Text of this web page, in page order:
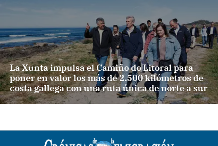
La Xunta impulsa el Camiño do Litoral para
poner en valor los más de 2.500 kilómetros de
costa gallega con una ruta única de norte a sur